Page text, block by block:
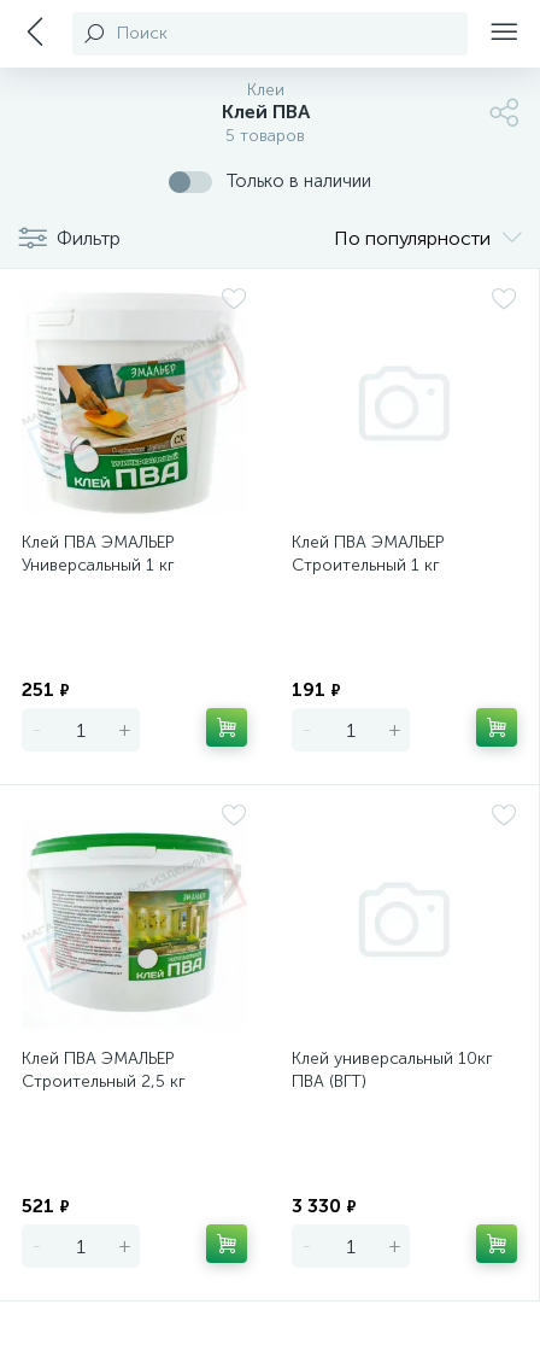
Поиск
Клеи
Клей ПВА
5 товаров
Только в наличии
Фильтр По популярности
Клей ПВА ЭМАЛЬЕР
Универсальный 1 кг
251 ₽
- +
Клей ПВА ЭМАЛЬЕР
Строительный 1 кг
191 ₽
- +
Клей ПВА ЭМАЛЬЕР
Строительный 2,5 кг
521 ₽
- +
Клей универсальный 10кг
ПВА (ВГТ)
3 330 ₽
- +